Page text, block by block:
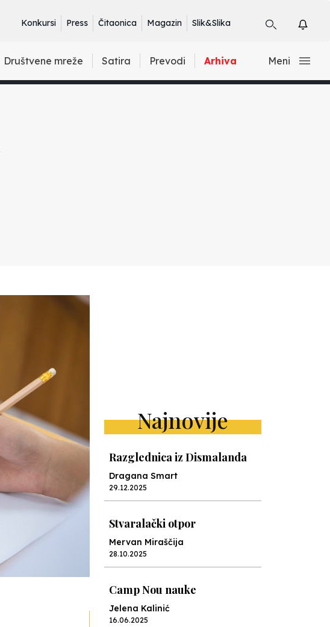
Konkursi Press Čitaonica Magazin Slik&Slika
Društvene mreže Satira Prevodi Arhiva Meni
Najnovije
Razglednica iz Dismalanda
Dragana Smart
29.12.2025
Stvaralački otpor
Mervan Miraščija
28.10.2025
Camp Nou nauke
Jelena Kalinić
16.06.2025